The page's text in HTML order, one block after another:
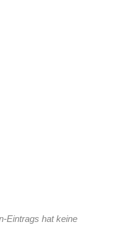
Eintrags hat keine